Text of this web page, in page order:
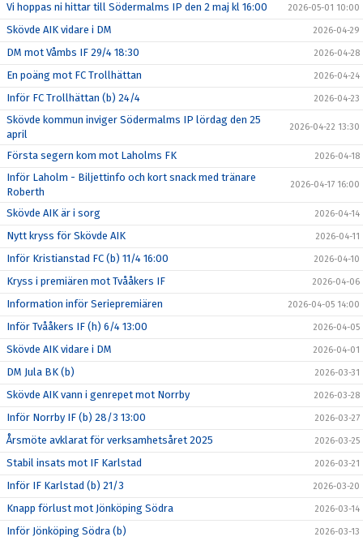
Vi hoppas ni hittar till Södermalms IP den 2 maj kl 16:00 2026-05-01 10:00
Skövde AIK vidare i DM 2026-04-29
DM mot Våmbs IF 29/4 18:30 2026-04-28
En poäng mot FC Trollhättan 2026-04-24
Inför FC Trollhättan (b) 24/4 2026-04-23
Skövde kommun inviger Södermalms IP lördag den 25
april
2026-04-22 13:30
Första segern kom mot Laholms FK 2026-04-18
Inför Laholm - Biljettinfo och kort snack med tränare
Roberth
2026-04-17 16:00
Skövde AIK är i sorg 2026-04-14
Nytt kryss för Skövde AIK 2026-04-11
Inför Kristianstad FC (b) 11/4 16:00 2026-04-10
Kryss i premiären mot Tvååkers IF 2026-04-06
Information inför Seriepremiären 2026-04-05 14:00
Inför Tvååkers IF (h) 6/4 13:00 2026-04-05
Skövde AIK vidare i DM 2026-04-01
DM Jula BK (b) 2026-03-31
Skövde AIK vann i genrepet mot Norrby 2026-03-28
Inför Norrby IF (b) 28/3 13:00 2026-03-27
Årsmöte avklarat för verksamhetsåret 2025 2026-03-25
Stabil insats mot IF Karlstad 2026-03-21
Inför IF Karlstad (b) 21/3 2026-03-20
Knapp förlust mot Jönköping Södra 2026-03-14
Inför Jönköping Södra (b) 2026-03-13